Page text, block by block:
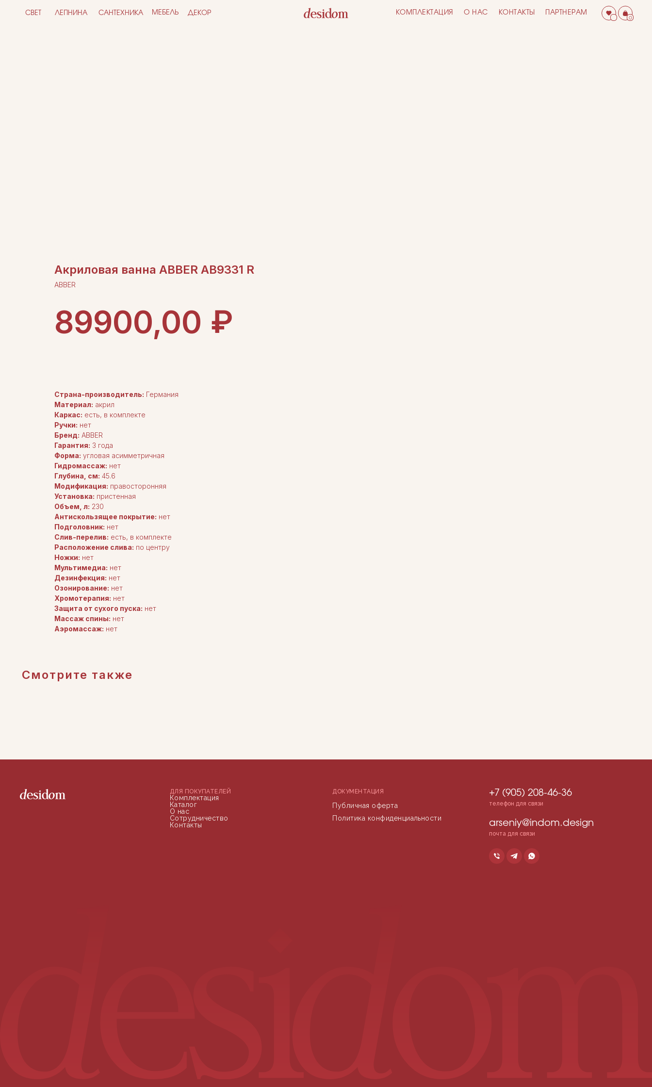
КОМПЛЕКТАЦИЯ О НАС КОНТАКТЫ ПАРТНЕРАМ
0
САНТЕХНИКА
ЛЕПНИНА ДЕКОР
СВЕТ МЕБЕЛЬ
Акриловая ванна ABBER AB9331 R
ABBER
89900,00 ₽
Страна-производитель: Германия
Материал: акрил
Каркас: есть, в комплекте
Ручки: нет
Бренд: ABBER
Гарантия: 3 года
Форма: угловая асимметричная
Гидромассаж: нет
Глубина, см: 45.6
Модификация: правосторонняя
Установка: пристенная
Объем, л: 230
Антискользящее покрытие: нет
Подголовник: нет
Слив-перелив: есть, в комплекте
Расположение слива: по центру
Ножки: нет
Мультимедиа: нет
Дезинфекция: нет
Озонирование: нет
Хромотерапия: нет
Защита от сухого пуска: нет
Массаж спины: нет
Аэромассаж: нет
Смотрите также
ДОКУМЕНТАЦИЯ
Публичная оферта
Политика конфиденциальности
ДЛЯ ПОКУПАТЕЛЕЙ
Комплектация
Каталог
О нас
Сотрудничество
Контакты
+7 (905) 208-46-36
телефон для связи
arseniy@indom.design
почта для связи